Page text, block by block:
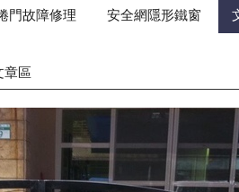
門故障修理 安全網隱形鐵窗
章區